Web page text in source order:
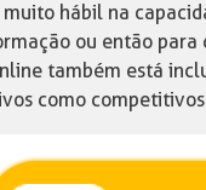
hábil na
ou então para
também está
como